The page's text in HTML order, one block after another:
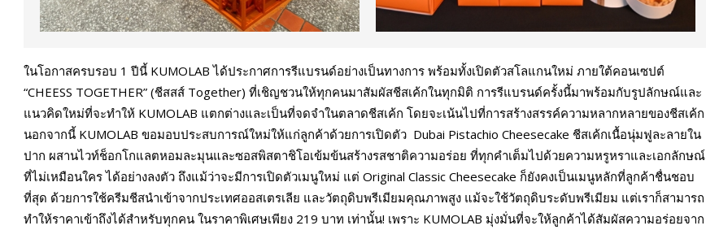
ในโอกาสครบรอบ 1 ปีนี้ KUMOLAB ได้ประกาศการรีแบรนด์อย่างเป็นทางการ พร้อมทั้งเปิดตัวสโลแกนใหม่ ภายใต้คอนเซปต์
“CHEESS TOGETHER” (ชีสสส์ Together) ที่เชิญชวนให้ทุกคนมาสัมผัสชีสเค้กในทุกมิติ การรีแบรนด์ครั้งนี้มาพร้อมกับรูปลักษณ์และ
แนวคิดใหม่ที่จะทำให้ KUMOLAB แตกต่างและเป็นที่จดจำในตลาดชีสเค้ก โดยจะเน้นไปที่การสร้างสรรค์ความหลากหลายของชีสเค้ก
นอกจากนี้ KUMOLAB ขอมอบประสบการณ์ใหม่ให้แก่ลูกค้าด้วยการเปิดตัว Dubai Pistachio Cheesecake ชีสเค้กเนื้อนุ่มฟูละลายใน
ปาก ผสานไวท์ช็อกโกแลตหอมละมุนและซอสพิสตาชิโอเข้มข้นสร้างรสชาติความอร่อย ที่ทุกคำเต็มไปด้วยความหรูหราและเอกลักษณ์
ที่ไม่เหมือนใคร ได้อย่างลงตัว ถึงแม้ว่าจะมีการเปิดตัวเมนูใหม่ แต่ Original Classic Cheesecake ก็ยังคงเป็นเมนูหลักที่ลูกค้าชื่นชอบ
ที่สุด ด้วยการใช้ครีมชีสนำเข้าจากประเทศออสเตรเลีย และวัตถุดิบพรีเมียมคุณภาพสูง แม้จะใช้วัตถุดิบระดับพรีเมียม แต่เราก็สามารถ
ทำให้ราคาเข้าถึงได้สำหรับทุกคน ในราคาพิเศษเพียง 219 บาท เท่านั้น! เพราะ KUMOLAB มุ่งมั่นที่จะให้ลูกค้าได้สัมผัสความอร่อยจาก